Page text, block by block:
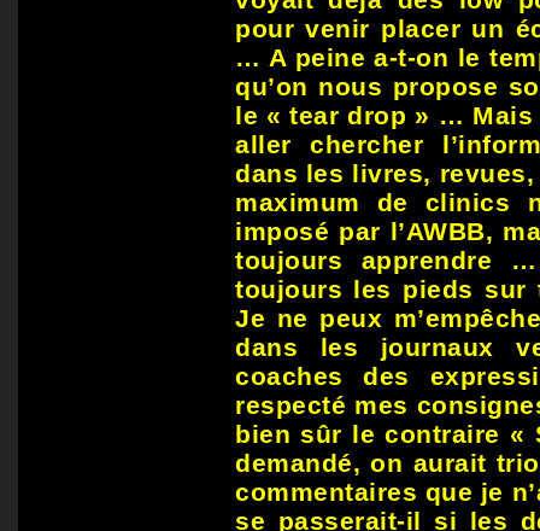
pour venir placer un
… A peine a-t-on le
qu’on nous propose
le « tear drop » …
aller chercher
dans les livres,
maximum de clinics
imposé par l’AWBB,
toujours apprendre
toujours les pieds sur
Je ne peux
dans les journaux
coaches des
respecté mes
bien sûr le contraire «
demandé, on aurait
commentaires que je
se passerait-il si les